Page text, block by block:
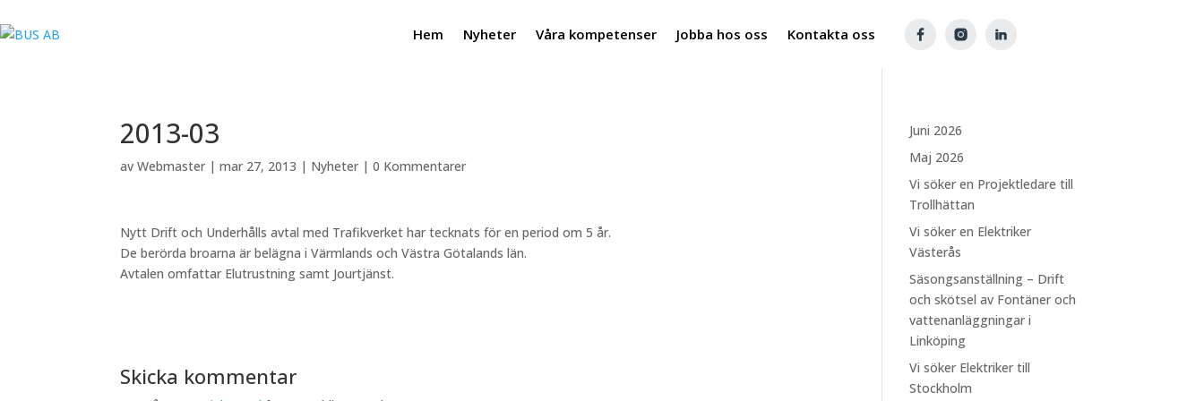
Hem Nyheter Våra kompetenser Jobba hos oss Kontakta oss
2013-03
avWebmaster |mar 27, 2013 | Nyheter |0 Kommentarer
Nytt Drift och Underhålls avtal med Trafikverket har tecknats för en period om 5 år.
De berörda broarna är belägna i Värmlands och Västra Götalands län.
Avtalen omfattar Elutrustning samt Jourtjänst.
Skicka kommentar
Juni 2026
Maj 2026
Vi söker en Projektledare till
Trollhättan
Vi söker en Elektriker
Västerås
Säsongsanställning – Drift
och skötsel av Fontäner och
vattenanläggningar i
Linköping
Vi söker Elektriker till
Stockholm